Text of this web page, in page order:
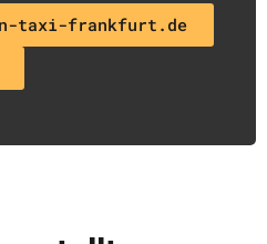
taxi-frankfurt.de